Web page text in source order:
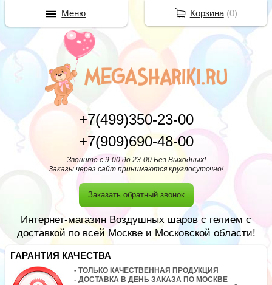
+7(499)350-23-00
+7(909)690-48-00
Звоните с 9-00 до 23-00 Без Выходных!
Заказы через сайт принимаются круглосуточно!
Заказать обратный звонок
Интернет-магазин Воздушных шаров с гелием с
доставкой по всей Москве и Московской области!
ГАРАНТИЯ КАЧЕСТВА
- ТОЛЬКО КАЧЕСТВЕННАЯ ПРОДУКЦИЯ
- ДОСТАВКА В ДЕНЬ ЗАКАЗА ПО МОСКВЕ
Корзина(0)
Меню